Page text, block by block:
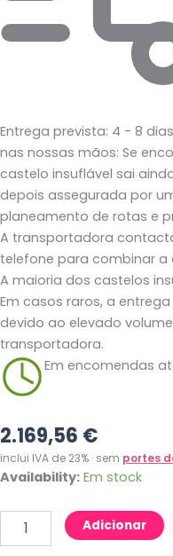
Entrega prevista: 4 - 8
nas nossas mãos: Se
castelo insuflável sai
depois assegurada por
planeamento de rotas e
A transportadora
telefone para combinar a
A maioria dos castelos
Em casos raros, a
devido ao elevado
transportadora.
Em encomendas
2.169,56 €
inclui IVA de 23% · sem portes
Availability: Em stock
Quantidade
Castelo
insuflável
Carruagem
Adicionar